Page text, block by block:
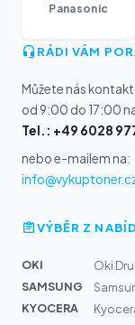
Panasonic
RÁDI VÁM
Můžete nás
od 9:00 do 17:00
Tel.: +49 6028
nebo e-mailem na:
VÝBĚR Z
OKI
Oki
SAMSUNG
KYOCERA